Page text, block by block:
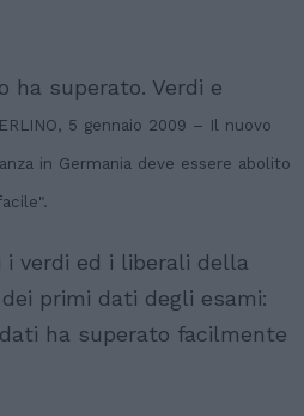
ha superato. Verdi e
5 gennaio 2009 – Il nuovo
in Germania deve essere abolito
i verdi ed i liberali della
primi dati degli esami:
ha superato facilmente